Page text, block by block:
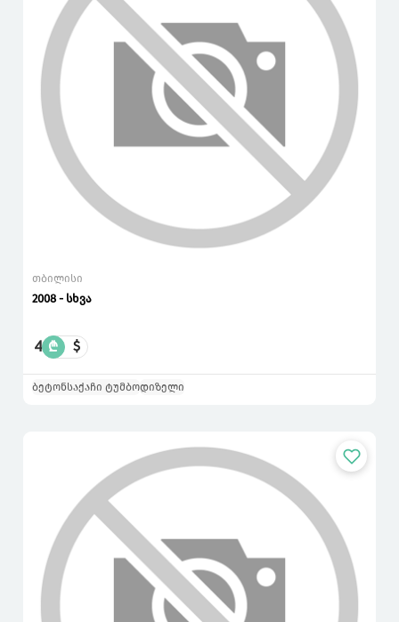
თბილისი
2008 - სხვა
4 ₾ $
ბეტონსაქაჩი ტუმბოდიზელი